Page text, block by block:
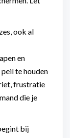
ook al
en
te houden
frustratie
die je
bij